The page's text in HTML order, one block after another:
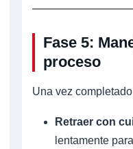
Fase 5:
proceso
Una vez
Retraer con
lentamente